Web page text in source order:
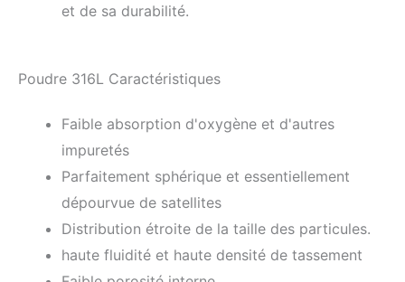
et de sa durabilité.
Poudre 316L Caractéristiques
Faible absorption d'oxygène et d'autres
impuretés
Parfaitement sphérique et essentiellement
dépourvue de satellites
Distribution étroite de la taille des particules.
haute fluidité et haute densité de tassement